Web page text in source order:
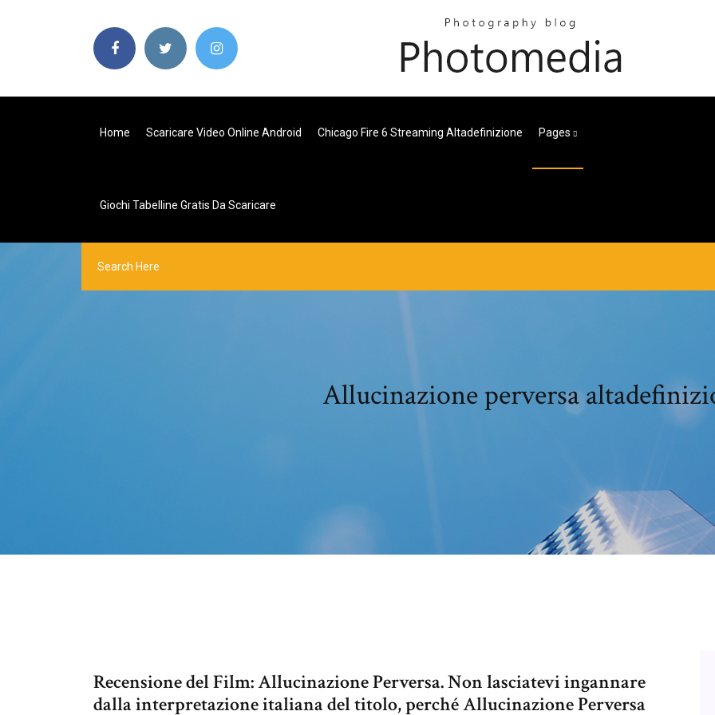
Home Scaricare Video Online Android Chicago Fire 6 Streaming Altadefinizione Pages
Giochi Tabelline Gratis Da Scaricare
Allucinazione perversa
Recensione del Film: Allucinazione Perversa. Non lasciatevi ingannare
dalla interpretazione italiana del titolo, perché Allucinazione Perversa